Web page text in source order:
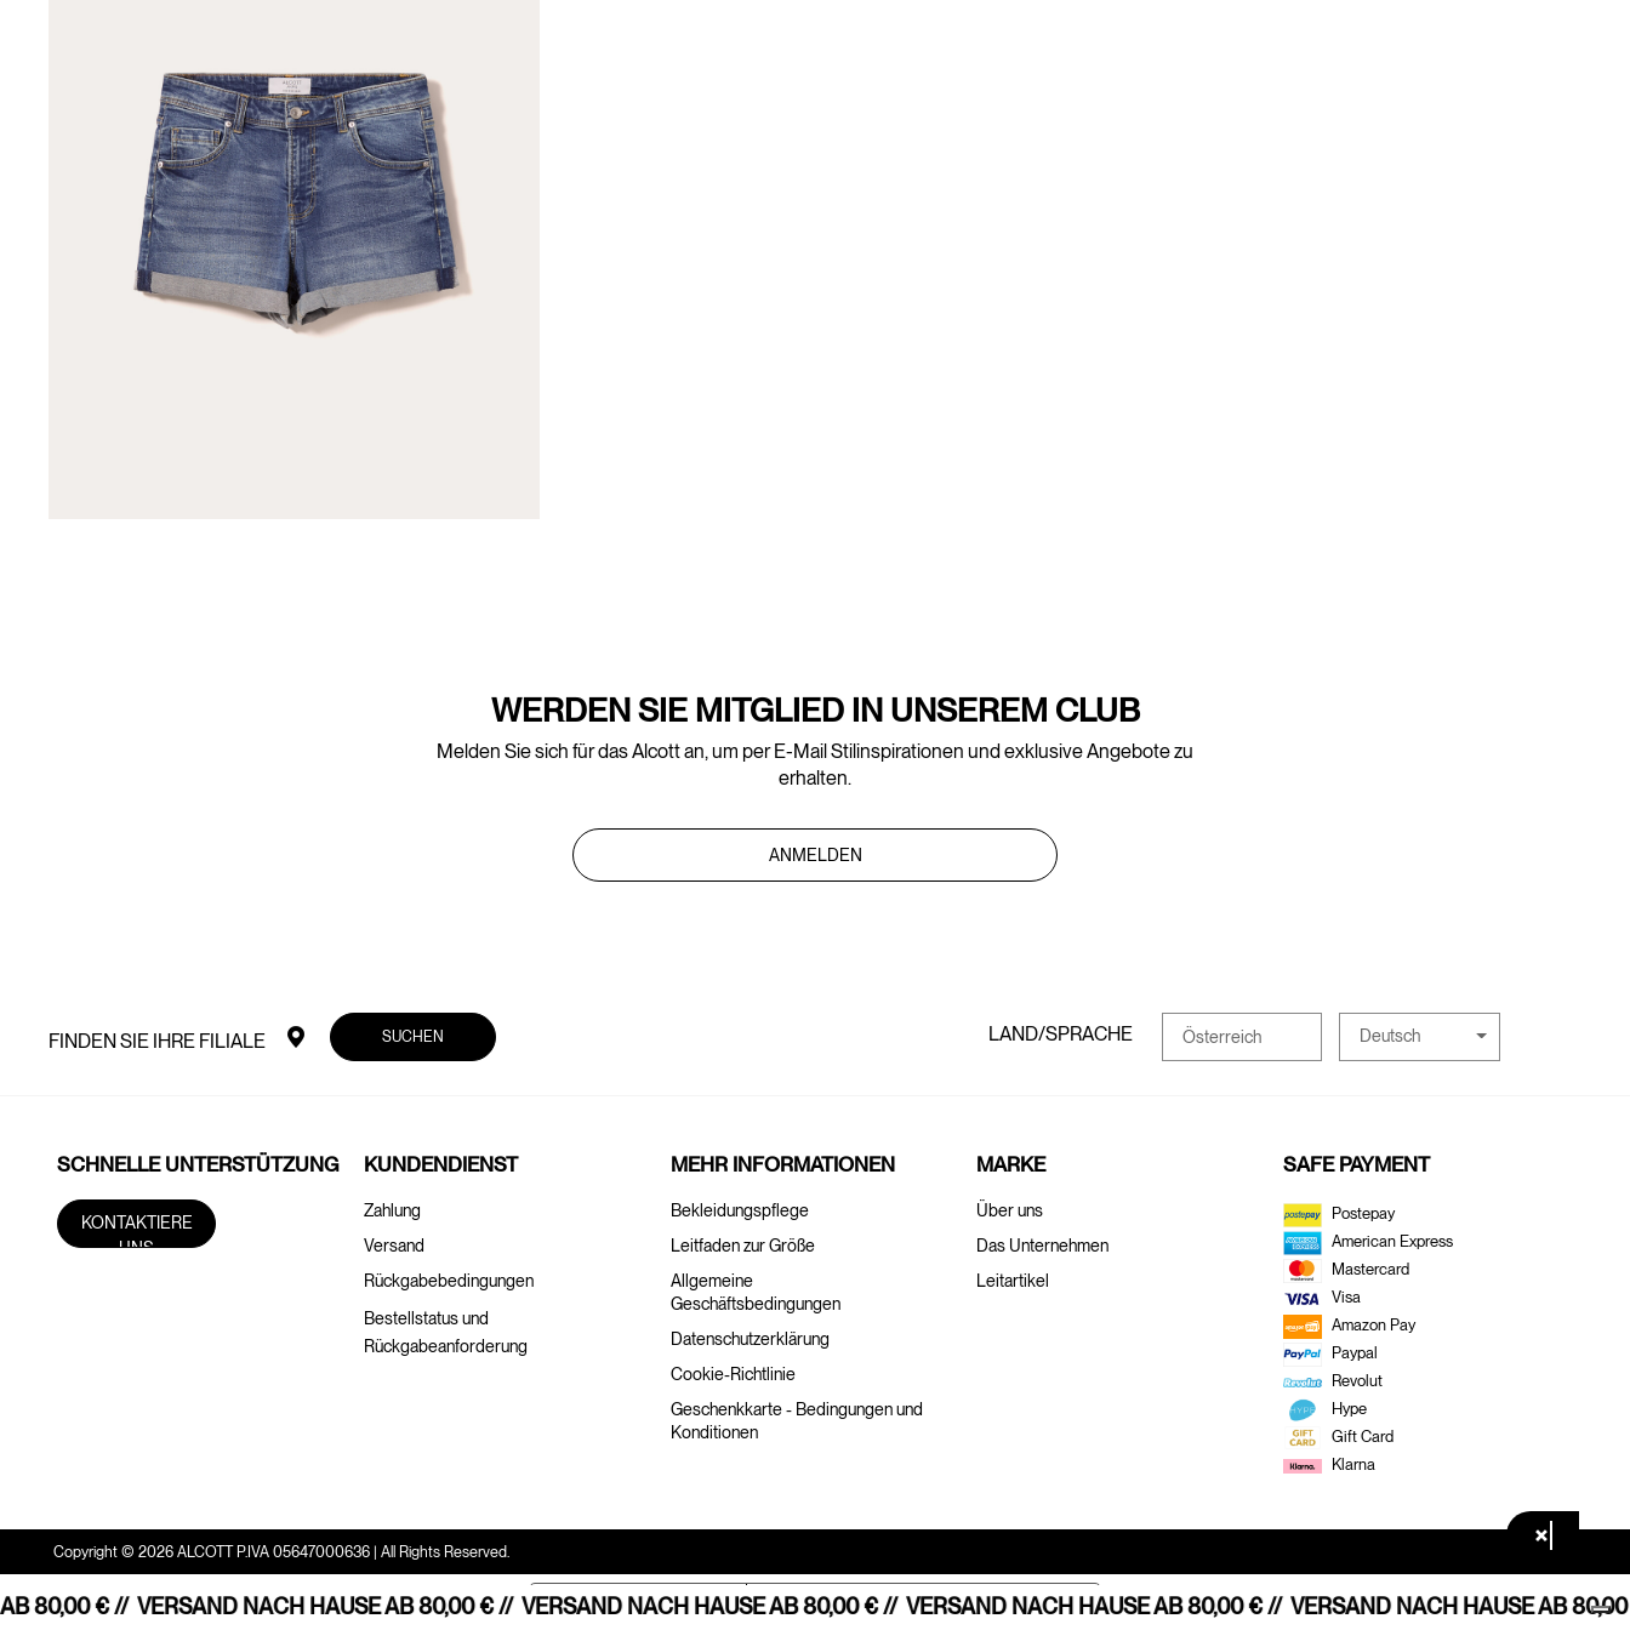
80,00 € //VERSAND NACH HAUSE AB 80,00 € //VERSAND NACH HAUSE AB 80,00 € //VERSAND NACH HAUSE AB 80,00 € //VERSAND NACH HAUSE AB 80,00
WERDEN SIE MITGLIED IN UNSEREM CLUB
Melden Sie sich für das Alcott an, um per E-Mail Stilinspirationen und exklusive Angebote zu
erhalten.
ANMELDEN
FINDEN SIE IHRE FILIALE SUCHEN LAND/SPRACHE Österreich Deutsch
SCHNELLE UNTERSTÜTZUNG
KONTAKTIERE
UNS
KUNDENDIENST
Zahlung
Versand
Rückgabebedingungen
Bestellstatus und
Rückgabeanforderung
MEHR INFORMATIONEN
Bekleidungspflege
Leitfaden zur Größe
Allgemeine
Geschäftsbedingungen
Datenschutzerklärung
Cookie-Richtlinie
Geschenkkarte - Bedingungen und
Konditionen
MARKE
Über uns
Das Unternehmen
Leitartikel
SAFE PAYMENT
Postepay
American Express
Mastercard
Visa
Amazon Pay
Paypal
Revolut
Hype
Gift Card
Klarna
Copyright © 2026 ALCOTT P.IVA 05647000636 | All Rights Reserved.
×
Hinweis bei Erhebung Ihre Datenschutzeinstellungen